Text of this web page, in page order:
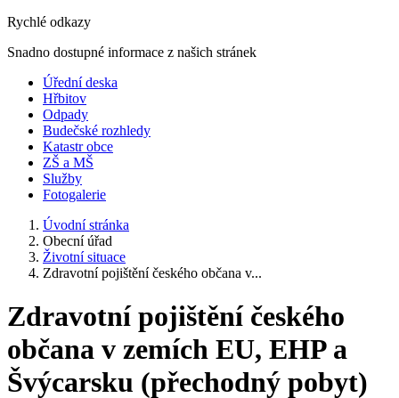
Rychlé odkazy
Snadno dostupné informace z našich stránek
Úřední deska
Hřbitov
Odpady
Budečské rozhledy
Katastr obce
ZŠ a MŠ
Služby
Fotogalerie
Úvodní stránka
Obecní úřad
Životní situace
Zdravotní pojištění českého občana v...
Zdravotní pojištění českého
občana v zemích EU, EHP a
Švýcarsku (přechodný pobyt)